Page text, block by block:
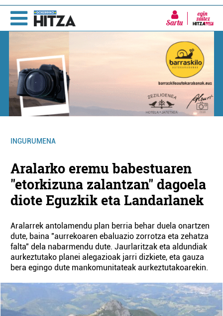
Sartu
INGURUMENA
Aralarko eremu babestuaren
"etorkizuna zalantzan" dagoela
diote Eguzkik eta Landarlanek
Aralarrek antolamendu plan berria behar duela onartzen
dute, baina "aurrekoaren ebaluazio zorrotza eta zehatza
falta" dela nabarmendu dute. Jaurlaritzak eta aldundiak
aurkeztutako planei alegazioak jarri dizkiete, eta gauza
bera egingo dute mankomunitateak aurkeztutakoarekin.